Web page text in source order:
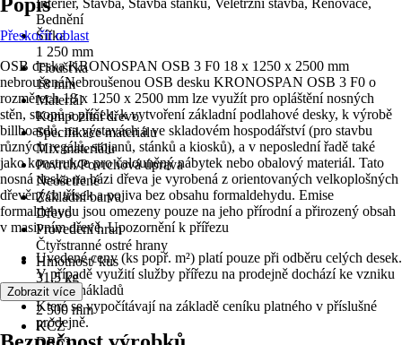
Interiér, Stavba, Stavba stánku, Veletržní stavba, Renovace,
Bednění
Šířka
1 250 mm
Tloušťka
18 mm
Materiál
Kompozitní dřevo
Specifikace materiálu
Mix materiálu
Povrch/Povrchová úprava
Neošetřené
Základní barva
Dřevo
Provedení hran
Čtyřstranné ostré hrany
Hmotnost/ kus
31,5 kg
Délka
2 500 mm
KČZ
DR53
Přeskočit oblast
OSB deska KRONOSPAN OSB 3 F0 18 x 1250 x 2500 mm
nebroušenáNebroušenou OSB desku KRONOSPAN OSB 3 F0 o
rozměrech 18 x 1250 x 2500 mm lze využít pro opláštění nosných
stěn, stropů a příček, k vytvoření základní podlahové desky, k výrobě
billboardů, na výstavách a ve skladovém hospodářství (pro stavbu
různých regálů, stojanů, stánků a kiosků), a v neposlední řadě také
jako konstrukce pro čalouněný nábytek nebo obalový materiál. Tato
nosná deska na bázi dřeva je vyrobená z orientovaných velkoplošných
dřevěných třísek a pojiva bez obsahu formaldehydu. Emise
formaldehydu jsou omezeny pouze na jeho přírodní a přirozený obsah
v masivním dřevě. Upozornění k přířezu
Uvedené ceny (ks popř. m²) platí pouze při odběru celých desek.
V případě využití služby přířezu na prodejně dochází ke vzniku
dalších nákladů
Které se vypočítávají na základě ceníku platného v příslušné
prodejně.
Zobrazit více